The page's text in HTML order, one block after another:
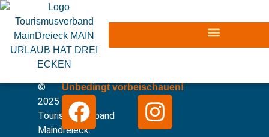
©
2025
Tourismusverband
Maindreieck.
Unbedingt vorbeischauen!